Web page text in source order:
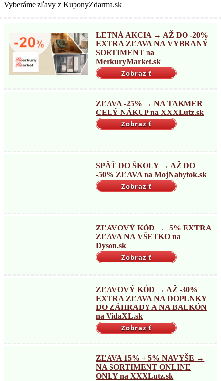
Vyberáme zľavy z KuponyZdarma.sk
LETNÁ AKCIA → AŽ DO -20%
EXTRA ZĽAVA NA VYBRANÝ
SORTIMENT na
MerkuryMarket.sk
Zobraziť
ZĽAVA -25% → NA TAKMER
CELÝ NÁKUP na XXXLutz.sk
Zobraziť
SPÄŤ DO ŠKOLY → AŽ DO
-50% ZĽAVA na MojNabytok.sk
Zobraziť
ZĽAVOVÝ KÓD → -5% EXTRA
ZĽAVA NA VŠETKO na
Dyson.sk
Zobraziť
ZĽAVOVÝ KÓD → AŽ -30%
EXTRA ZĽAVA NA DOPLNKY
DO ZÁHRADY A NA BALKÓN
na VidaXL.sk
Zobraziť
ZĽAVA 15% + 5% NAVYŠE →
NA SORTIMENT ONLINE
ONLY na XXXLutz.sk